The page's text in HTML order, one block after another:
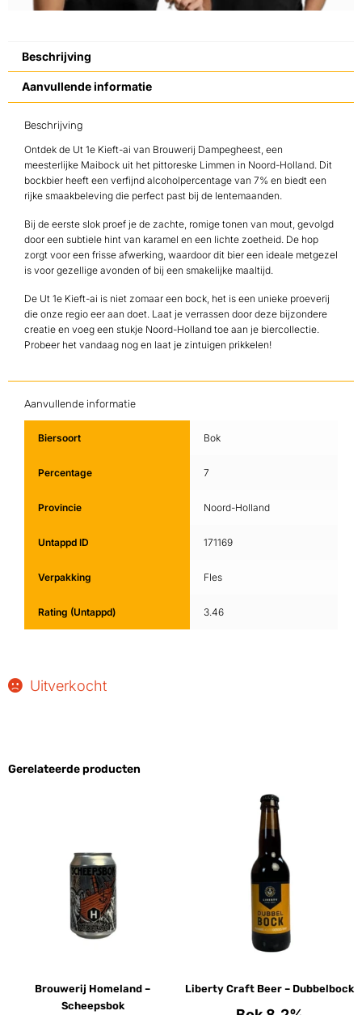
Beschrijving
Aanvullende informatie
Beschrijving
Ontdek de Ut 1e Kieft-ai van Brouwerij Dampegheest, een
meesterlijke Maibock uit het pittoreske Limmen in Noord-Holland. Dit
bockbier heeft een verfijnd alcoholpercentage van 7% en biedt een
rijke smaakbeleving die perfect past bij de lentemaanden.
Bij de eerste slok proef je de zachte, romige tonen van mout, gevolgd
door een subtiele hint van karamel en een lichte zoetheid. De hop
zorgt voor een frisse afwerking, waardoor dit bier een ideale metgezel
is voor gezellige avonden of bij een smakelijke maaltijd.
De Ut 1e Kieft-ai is niet zomaar een bock, het is een unieke proeverij
die onze regio eer aan doet. Laat je verrassen door deze bijzondere
creatie en voeg een stukje Noord-Holland toe aan je biercollectie.
Probeer het vandaag nog en laat je zintuigen prikkelen!
Aanvullende informatie
Biersoort Bok
Percentage 7
Provincie Noord-Holland
Untappd ID 171169
Verpakking Fles
Rating (Untappd) 3.46
Uitverkocht
Gerelateerde producten
Brouwerij Homeland –
Scheepsbok
Liberty Craft Beer – Dubbelbock